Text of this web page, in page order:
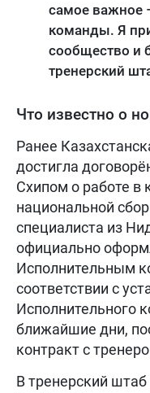
самое важное
команды. Я
сообщество и
тренерский
Что известно о
Ранее
достигла
Схипом о работе в
национальной
специалиста из
официально
Исполнительным
соответствии с
Исполнительного
ближайшие дни,
контракт с
В тренерский